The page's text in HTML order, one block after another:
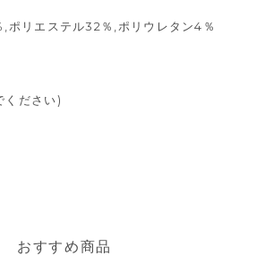
ポリエステル32％,ポリウレタン4％
ください)
おすすめ商品